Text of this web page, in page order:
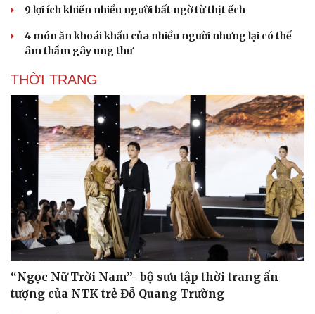
9 lợi ích khiến nhiều người bất ngờ từ thịt ếch
4 món ăn khoái khẩu của nhiều người nhưng lại có thể
âm thầm gây ung thư
THỜI TRANG
“Ngọc Nữ Trời Nam”- bộ sưu tập thời trang ấn
tượng của NTK trẻ Đỗ Quang Trường